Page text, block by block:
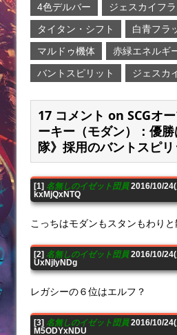
4色デルバー
ジェスカイフラ
タイタン・シフト
白青フラ
マルドゥ機体
赤緑エネルギ
バントスピリット
ジェスカ
17 コメント on SCGオ
ーキー（モダン）：優
隊》採用のバントスピ
[1] 名無しのイゼット団員2016/10/24(
kxMjQxNTQ
こっちはモダンもスタンもわり
[2] 名無しのイゼット団員2016/10/24(
UxNjIyNDg
レガシーの６位はエルフ？
[3] 名無しのイゼット団員2016/10/24(
M5ODYxNDU